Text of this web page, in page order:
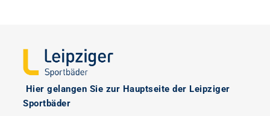
Hier gelangen Sie zur Hauptseite der Leipziger
Sportbäder